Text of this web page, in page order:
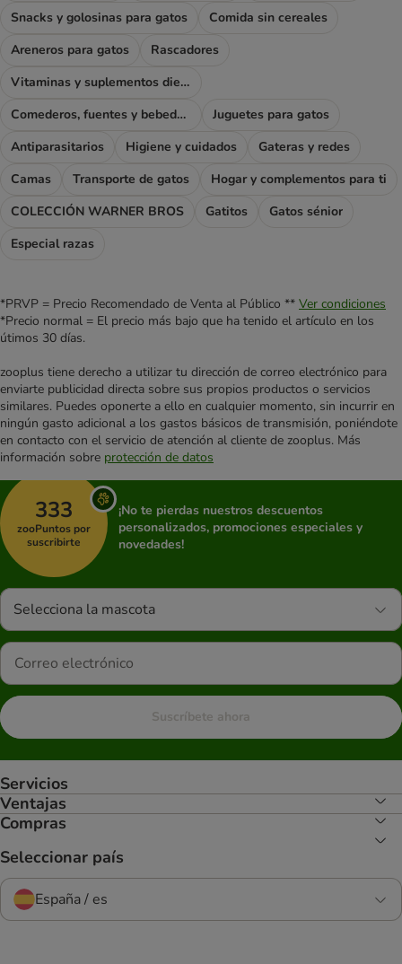
Snacks y golosinas para gatos
Comida sin cereales
Areneros para gatos
Rascadores
Vitaminas y suplementos dietéticos
Comederos, fuentes y bebederos
Juguetes para gatos
Antiparasitarios
Higiene y cuidados
Gateras y redes
Camas
Transporte de gatos
Hogar y complementos para ti
COLECCIÓN WARNER BROS
Gatitos
Gatos sénior
Especial razas
*PRVP = Precio Recomendado de Venta al Público ** Ver condiciones
*Precio normal = El precio más bajo que ha tenido el artículo en los
útimos 30 días.
zooplus tiene derecho a utilizar tu dirección de correo electrónico para
enviarte publicidad directa sobre sus propios productos o servicios
similares. Puedes oponerte a ello en cualquier momento, sin incurrir en
ningún gasto adicional a los gastos básicos de transmisión, poniéndote
en contacto con el servicio de atención al cliente de zooplus. Más
información sobre protección de datos
333
zooPuntos por
suscribirte
¡No te pierdas nuestros descuentos
personalizados, promociones especiales y
novedades!
Selecciona la mascota
Suscríbete ahora
Servicios
Ventajas
Compras
Seleccionar país
España / es